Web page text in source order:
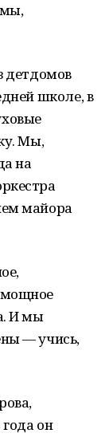
мы,
детдомов
школе, в
Мы,
на
майора
мощное
И мы
— учись,
он